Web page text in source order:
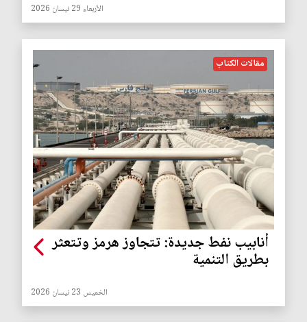
الأربعاء 29 نيسان 2026
مقالات الكتاب
أنابيب نفط جديدة: تتجاوز هرمز وتتعثر
بطريق التنمية
الخميس 23 نيسان 2026